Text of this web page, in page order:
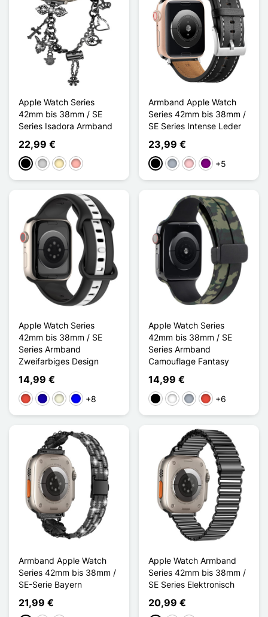
Apple Watch Series
42mm bis 38mm / SE
Series Isadora Armband
22,99 €
Schwarz
SilberGoldenRoségold
Armband Apple Watch
Series 42mm bis 38mm /
SE Series Intense Leder
23,99 €
Schwarz
GrauPinkViolett
+5
Apple Watch Series
42mm bis 38mm / SE
Series Armband
Zweifarbiges Design
14,99 €
Rot Dunkelblau
BeigeBlau+8
Apple Watch Series
42mm bis 38mm / SE
Series Armband
Camouflage Fantasy
14,99 €
Schwarz
WeißGrauRot +6
Armband Apple Watch
Series 42mm bis 38mm /
SE-Serie Bayern
21,99 €
Apple Watch Armband
Series 42mm bis 38mm /
SE Series Elektronisch
20,99 €